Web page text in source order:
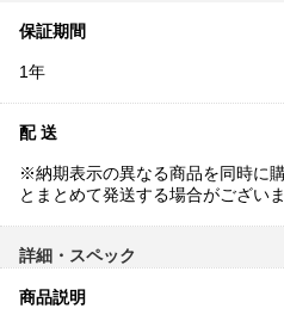
保証期間
1年
配 送
※納期表示の異なる商品を同時に
とまとめて発送する場合がござい
詳細・スペック
商品説明